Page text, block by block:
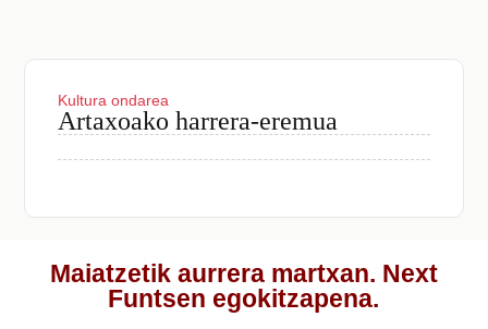
Kultura ondarea
Artaxoako harrera-eremua
Maiatzetik aurrera martxan. Next
Funtsen egokitzapena.